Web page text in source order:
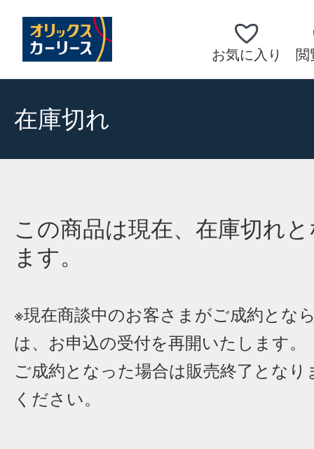
お気に入り 閲
在庫切れ
この商品は現在、在庫切れ
ます。
※現在商談中のお客さまがご成約とな
は、お申込の受付を再開いたします。
ご成約となった場合は販売終了となり
ください。